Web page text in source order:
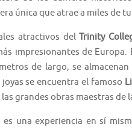
única que atrae a miles de
atractivos delTrinity
impresionantes de Europa.
de largo, se
se encuentra el famoso
grandes obras maestras de
es una experiencia en sí